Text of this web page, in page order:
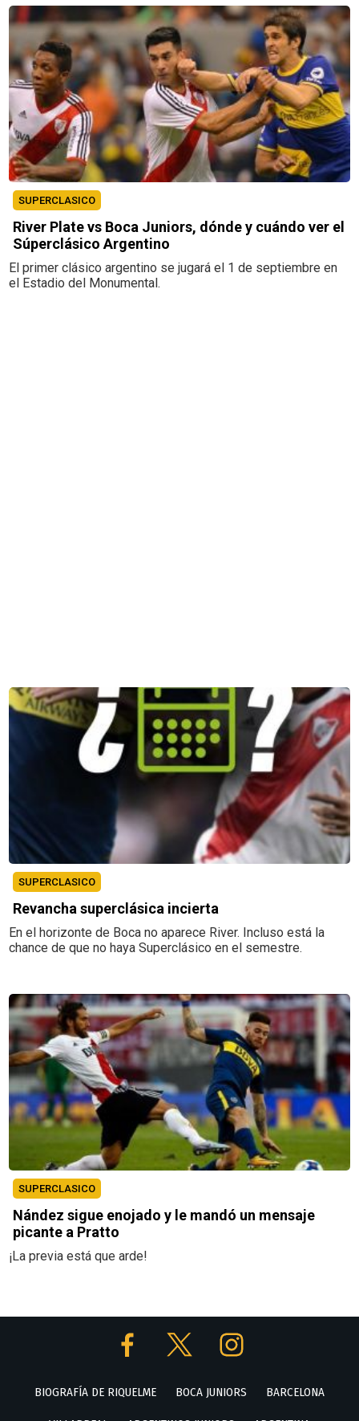
SUPERCLASICO
River Plate vs Boca Juniors, dónde y cuándo ver el
Súperclásico Argentino
El primer clásico argentino se jugará el 1 de septiembre en
el Estadio del Monumental.
SUPERCLASICO
Revancha superclásica incierta
En el horizonte de Boca no aparece River. Incluso está la
chance de que no haya Superclásico en el semestre.
SUPERCLASICO
Nández sigue enojado y le mandó un mensaje
picante a Pratto
¡La previa está que arde!
BIOGRAFÍA DE RIQUELME BOCA JUNIORS BARCELONA